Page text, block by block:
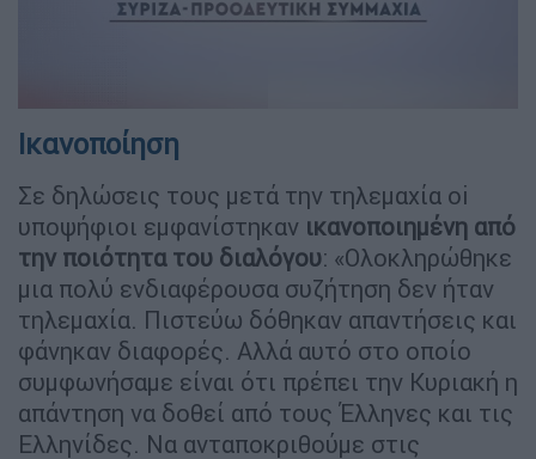
Ικανοποίηση
Σε δηλώσεις τους μετά την τηλεμαχία oi
υποψήφιοι εμφανίστηκαν ικανοποιημένη από
την ποιότητα του διαλόγου: «Ολοκληρώθηκε
μια πολύ ενδιαφέρουσα συζήτηση δεν ήταν
τηλεμαχία. Πιστεύω δόθηκαν απαντήσεις και
φάνηκαν διαφορές. Αλλά αυτό στο οποίο
συμφωνήσαμε είναι ότι πρέπει την Κυριακή η
απάντηση να δοθεί από τους Έλληνες και τις
Ελληνίδες. Να ανταποκριθούμε στις